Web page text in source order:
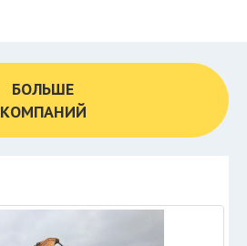
БОЛЬШЕ
КОМПАНИЙ